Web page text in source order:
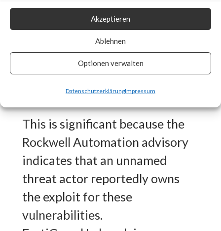
Akzeptieren
Ablehnen
Optionen verwalten
DatenschutzerklärungImpressum
condition. The vulnerability has
a CVSS base score of 7.5 and is
rated high by Rockwell
Automation.
Why is this Significant?
This is significant because the
Rockwell Automation advisory
indicates that an unnamed
threat actor reportedly owns
the exploit for these
vulnerabilities.